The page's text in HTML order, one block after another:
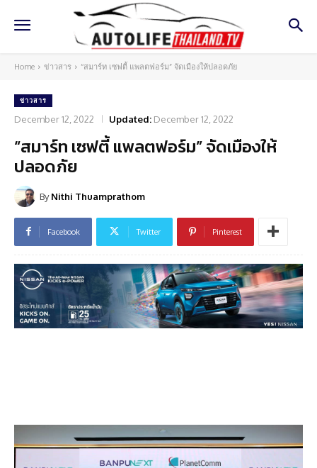
Home ข่าวสาร “สมาร์ท เซฟตี้ แพลตฟอร์ม” จัดเมืองให้ปลอดภัย
ข่าวสาร
December 12, 2022 Updated: December 12, 2022
“สมาร์ท เซฟตี้ แพลตฟอร์ม” จัดเมืองให้
ปลอดภัย
By Nithi Thuamprathom
Facebook Twitter Pinterest